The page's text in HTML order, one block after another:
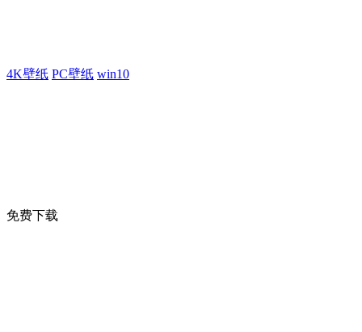
4K壁纸 PC壁纸 win10
免费下载